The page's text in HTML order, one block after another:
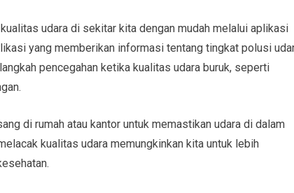
udara di sekitar kita dengan mudah melalui aplikasi
yang memberikan informasi tentang tingkat polusi
pencegahan ketika kualitas udara buruk, seperti
di rumah atau kantor untuk memastikan udara di dalam
kualitas udara memungkinkan kita untuk lebih